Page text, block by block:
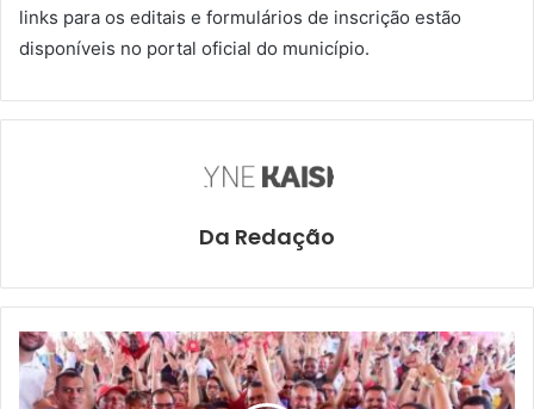
links para os editais e formulários de inscrição estão
disponíveis no portal oficial do município.
Da Redação